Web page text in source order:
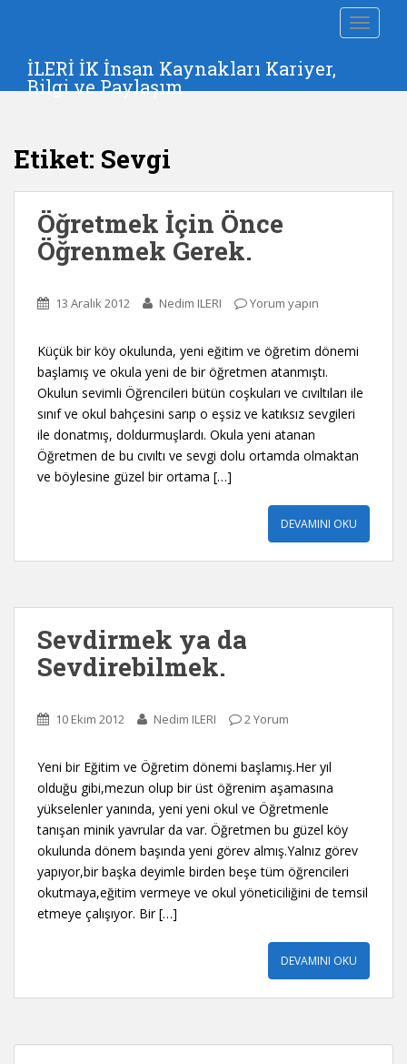
t
İLERİ İK İnsan Kaynakları Kariyer,
Bilgi ve Paylaşım
Etiket: Sevgi
Öğretmek İçin Önce
Öğrenmek Gerek.
13 Aralık 2012 Nedim ILERI Yorum yapın
Küçük bir köy okulunda, yeni eğitim ve öğretim dönemi
başlamış ve okula yeni de bir öğretmen atanmıştı.
Okulun sevimli Öğrencileri bütün coşkuları ve cıvıltıları ile
sınıf ve okul bahçesini sarıp o eşsiz ve katıksız sevgileri
ile donatmış, doldurmuşlardı. Okula yeni atanan
Öğretmen de bu cıvıltı ve sevgi dolu ortamda olmaktan
ve böylesine güzel bir ortama […]
DEVAMINI OKU
Sevdirmek ya da
Sevdirebilmek.
10 Ekim 2012 Nedim ILERI 2 Yorum
Yeni bir Eğitim ve Öğretim dönemi başlamış.Her yıl
olduğu gibi,mezun olup bir üst öğrenim aşamasına
yükselenler yanında, yeni yeni okul ve Öğretmenle
tanışan minik yavrular da var. Öğretmen bu güzel köy
okulunda dönem başında yeni görev almış.Yalnız görev
yapıyor,bir başka deyimle birden beşe tüm öğrencileri
okutmaya,eğitim vermeye ve okul yöneticiliğini de temsil
etmeye çalışıyor. Bir […]
DEVAMINI OKU